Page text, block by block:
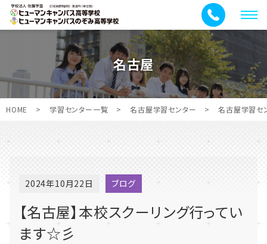
メ
ニ
ュ
ー
名古屋
HOME > 学習センター一覧 > 名古屋学習センター > 名古屋学習セ
2024年10月22日 ブログ
【名古屋】本校スクーリング行ってい
ます☆彡